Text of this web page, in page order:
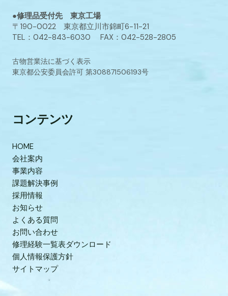
●修理品受付先 東京工場
〒190-0022 東京都立川市錦町6-11-21
TEL：042-843-6030 FAX：042-528-2805
古物営業法に基づく表示
東京都公安委員会許可 第308871506193号
コンテンツ
HOME
会社案内
事業内容
課題解決事例
採用情報
お知らせ
よくある質問
お問い合わせ
修理経験一覧表ダウンロード
個人情報保護方針
サイトマップ